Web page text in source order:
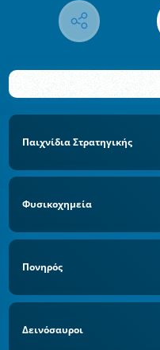
Παιχνίδια Στρατηγικής
Φυσικοχημεία
Πονηρός
Δεινόσαυροι